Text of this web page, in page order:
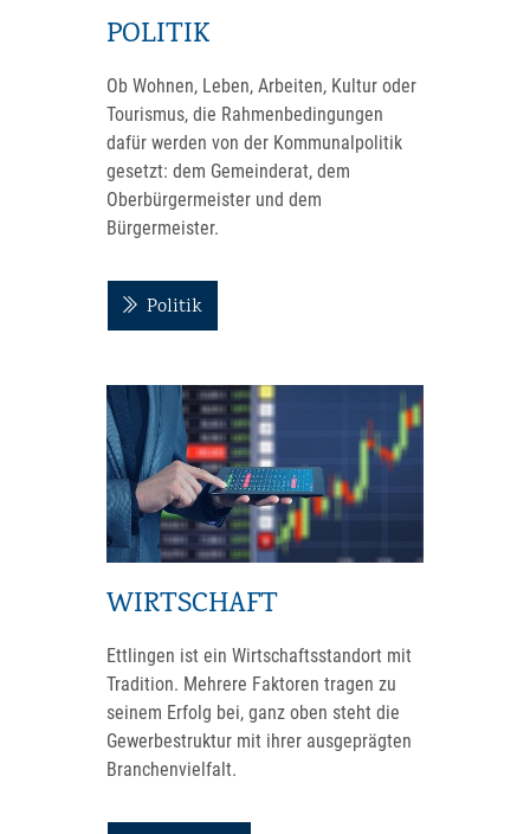
POLITIK
Ob Wohnen, Leben, Arbeiten, Kultur oder
Tourismus, die Rahmenbedingungen
dafür werden von der Kommunalpolitik
gesetzt: dem Gemeinderat, dem
Oberbürgermeister und dem
Bürgermeister.
Politik
WIRTSCHAFT
Ettlingen ist ein Wirtschaftsstandort mit
Tradition. Mehrere Faktoren tragen zu
seinem Erfolg bei, ganz oben steht die
Gewerbestruktur mit ihrer ausgeprägten
Branchenvielfalt.